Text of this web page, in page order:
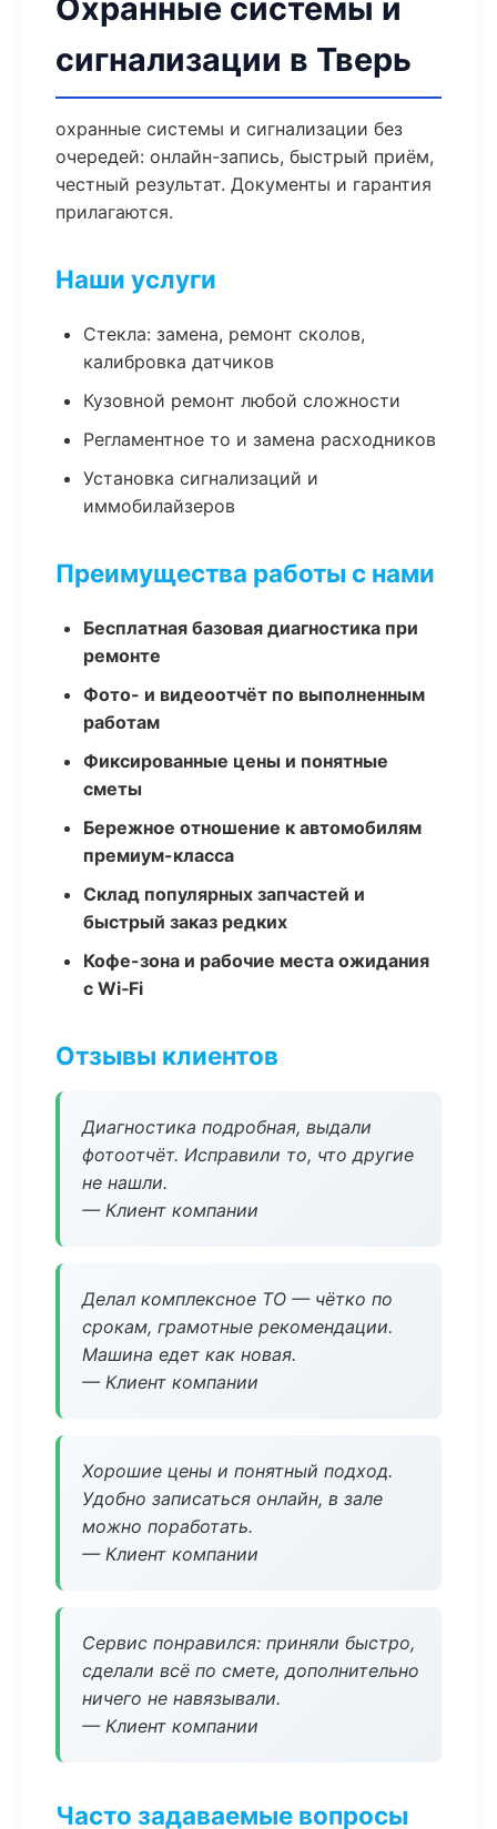
Охранные системы и
сигнализации в Тверь
охранные системы и сигнализации без
очередей: онлайн-запись, быстрый приём,
честный результат. Документы и гарантия
прилагаются.
Наши услуги
Стекла: замена, ремонт сколов,
калибровка датчиков
Кузовной ремонт любой сложности
Регламентное то и замена расходников
Установка сигнализаций и
иммобилайзеров
Преимущества работы с нами
Бесплатная базовая диагностика при
ремонте
Фото- и видеоотчёт по выполненным
работам
Фиксированные цены и понятные
сметы
Бережное отношение к автомобилям
премиум-класса
Склад популярных запчастей и
быстрый заказ редких
Кофе-зона и рабочие места ожидания
с Wi‑Fi
Отзывы клиентов
Диагностика подробная, выдали
фотоотчёт. Исправили то, что другие
не нашли.
— Клиент компании
Делал комплексное ТО — чётко по
срокам, грамотные рекомендации.
Машина едет как новая.
— Клиент компании
Хорошие цены и понятный подход.
Удобно записаться онлайн, в зале
можно поработать.
— Клиент компании
Сервис понравился: приняли быстро,
сделали всё по смете, дополнительно
ничего не навязывали.
— Клиент компании
Часто задаваемые вопросы